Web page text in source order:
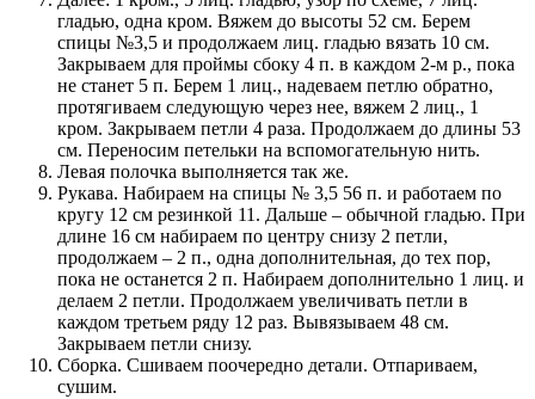
гладью, одна кром. Вяжем до высоты 52 см. Берем
спицы №3,5 и продолжаем лиц. гладью вязать 10 см.
Закрываем для проймы сбоку 4 п. в каждом 2-м р., пока
не станет 5 п. Берем 1 лиц., надеваем петлю обратно,
протягиваем следующую через нее, вяжем 2 лиц., 1
кром. Закрываем петли 4 раза. Продолжаем до длины 53
см. Переносим петельки на вспомогательную нить.
Левая полочка выполняется так же.
Рукава. Набираем на спицы № 3,5 56 п. и работаем по
кругу 12 см резинкой 11. Дальше – обычной гладью. При
длине 16 см набираем по центру снизу 2 петли,
продолжаем – 2 п., одна дополнительная, до тех пор,
пока не останется 2 п. Набираем дополнительно 1 лиц. и
делаем 2 петли. Продолжаем увеличивать петли в
каждом третьем ряду 12 раз. Вывязываем 48 см.
Закрываем петли снизу.
Сборка. Сшиваем поочередно детали. Отпариваем,
сушим.